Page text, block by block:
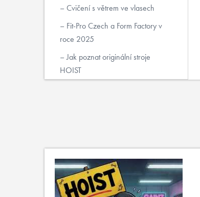
Cvičení s větrem ve vlasech
Fit-Pro Czech a Form Factory v
roce 2025
Jak poznat originální stroje
HOIST